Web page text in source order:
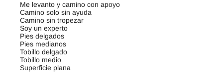
Me levanto y camino con apoyo
Camino solo sin ayuda
Camino sin tropezar
Soy un experto
Pies delgados
Pies medianos
Tobillo delgado
Tobillo medio
Superficie plana